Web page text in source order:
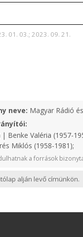
01. 03.; 2023. 09. 21.
neve: Magyar Rádió
Benke Valéria (1957-
Miklós (1958-1981);
a források
alján levő címünkön.